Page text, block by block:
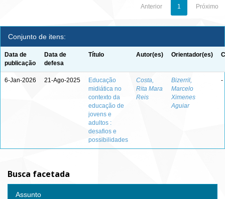
Anterior 1 Próximo
Conjunto de itens:
Data de
publicação
Data de
defesa
Título Autor(es) Orientador(es)
6-Jan-2026 21-Ago-2025
Educação
midiática no
contexto da
educação de
jovens e
adultos :
desafios e
possibilidades
Costa,
Rita Mara
Reis
Bizerril,
Marcelo
Ximenes
Aguiar
-
Busca facetada
Assunto